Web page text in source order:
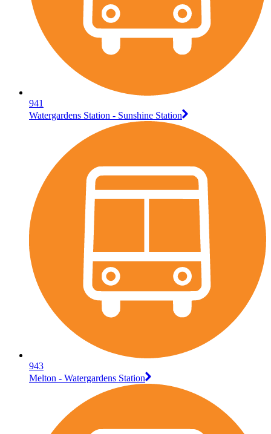
941
Watergardens Station - Sunshine Station
943
Melton - Watergardens Station